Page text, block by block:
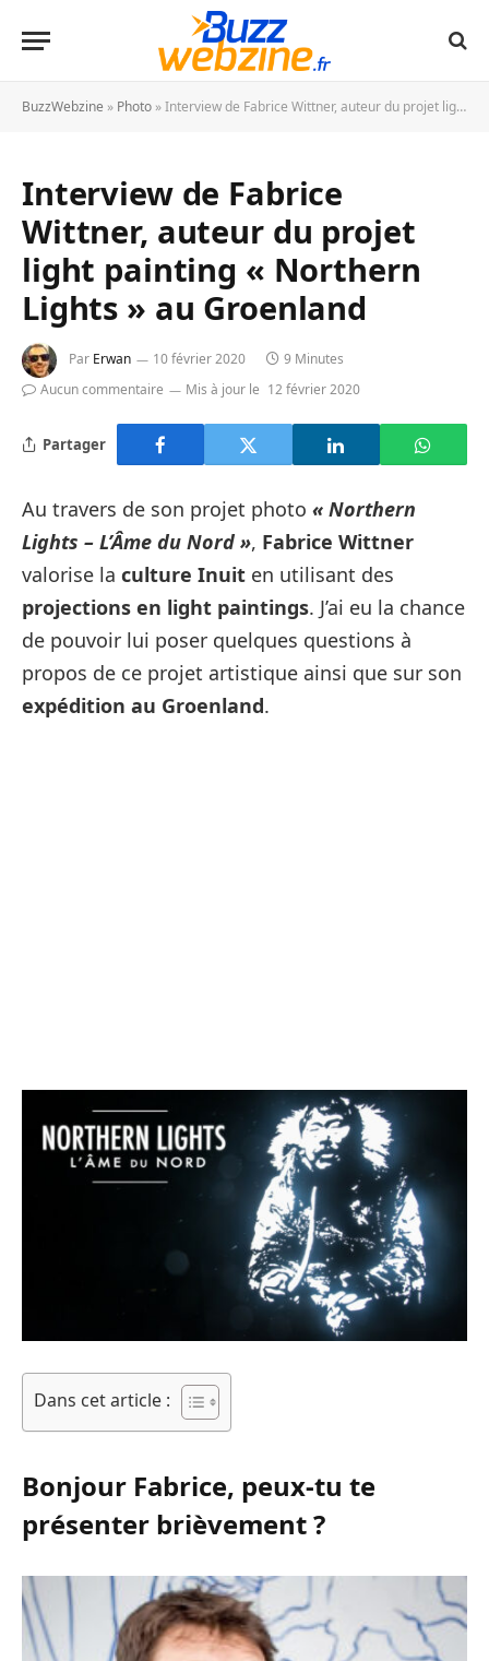
BuzzWebzine » Photo »Interview de Fabrice Wittner, auteur du projet light painting « Northern Lights » au Groenland
Interview de Fabrice
Wittner, auteur du projet
light painting « Northern
Lights » au Groenland
Par Erwan 10 février 2020
9 Minutes
Aucun commentaire
Mis à jour le 12 février 2020
Partager
Au travers de son projet photo « Northern
Lights – L’Âme du Nord », Fabrice Wittner
valorise la culture Inuit en utilisant des
projections en light paintings. J’ai eu la chance
de pouvoir lui poser quelques questions à
propos de ce projet artistique ainsi que sur son
expédition au Groenland.
Dans cet article :
Bonjour Fabrice, peux-tu te
présenter brièvement ?